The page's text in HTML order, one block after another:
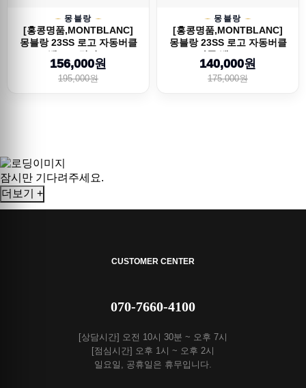
몽블랑
[홍콩명품,MONTBLANC]
몽블랑 23SS 로고 자동버클
벨트 (2컬러)...
156,000원
195,000원
몽블랑
[홍콩명품,MONTBLANC]
몽블랑 23SS 로고 자동버클
가죽 벨트 (2...
140,000원
175,000원
잠시만 기다려주세요.
더보기 +
CUSTOMER CENTER
070-7660-4100
[상담시간] 오전 10시 30분 ~ 오후 7시
[점심시간] 오후 1시 ~ 오후 2시
일요일, 공휴일은 휴무입니다.